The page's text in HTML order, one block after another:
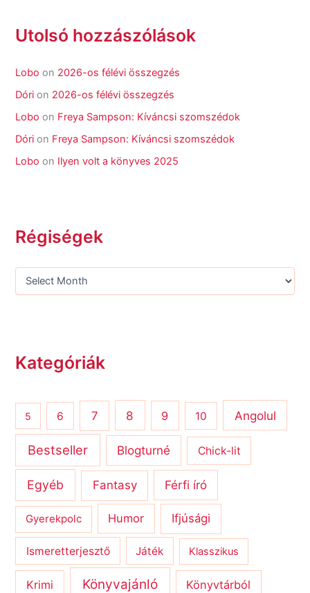
Utolsó hozzászólások
Lobo on 2026-os félévi összegzés
Dóri on 2026-os félévi összegzés
Lobo on Freya Sampson: Kíváncsi szomszédok
Dóri on Freya Sampson: Kíváncsi szomszédok
Lobo on Ilyen volt a könyves 2025
Régiségek
Kategóriák
5 6 7 8 9 10 Angolul
Bestseller Blogturné Chick-lit
Egyéb Fantasy Férfi író
Gyerekpolc Humor Ifjúsági
Ismeretterjesztő Játék Klasszikus
Krimi Könyvajánló Könyvtárból